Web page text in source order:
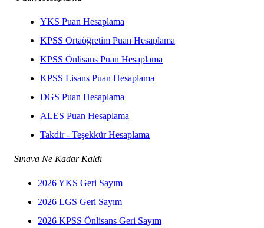
YKS Puan Hesaplama
KPSS Ortaöğretim Puan Hesaplama
KPSS Önlisans Puan Hesaplama
KPSS Lisans Puan Hesaplama
DGS Puan Hesaplama
ALES Puan Hesaplama
Takdir - Teşekkür Hesaplama
Sınava Ne Kadar Kaldı
2026 YKS Geri Sayım
2026 LGS Geri Sayım
2026 KPSS Önlisans Geri Sayım